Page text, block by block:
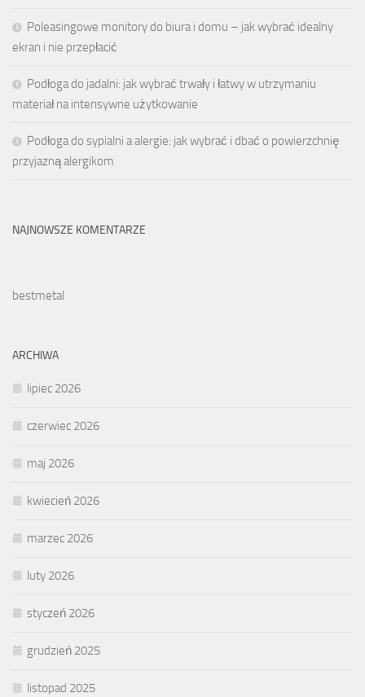
Poleasingowe monitory do biura i domu – jak wybrać idealny
ekran i nie przepłacić
Podłoga do jadalni: jak wybrać trwały i łatwy w utrzymaniu
materiał na intensywne użytkowanie
Podłoga do sypialni a alergie: jak wybrać i dbać o powierzchnię
przyjazną alergikom
NAJNOWSZE KOMENTARZE
bestmetal
ARCHIWA
lipiec 2026
czerwiec 2026
maj 2026
kwiecień 2026
marzec 2026
luty 2026
styczeń 2026
grudzień 2025
listopad 2025